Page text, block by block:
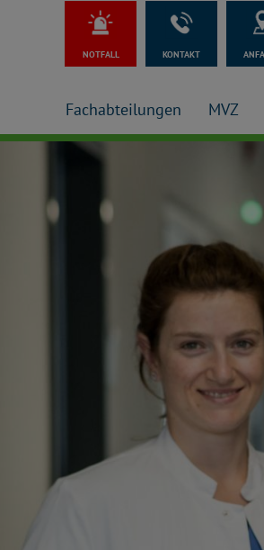
NOTFALL KONTAKT
Fachabteilungen MVZ